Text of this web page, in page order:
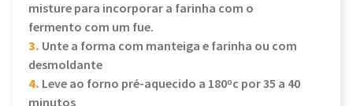
misture para incorporar a farinha com o
fermento com um fue.
3. Unte a forma com manteiga e farinha ou com
desmoldante
4. Leve ao forno pré-aquecido a 180ºc por 35 a 40